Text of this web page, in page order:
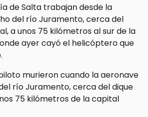
de Salta trabajan desde la
del río Juramento, cerca del
a unos 75 kilómetros al sur de la
ayer cayó el helicóptero que
murieron cuando la aeronave
río Juramento, cerca del dique
75 kilómetros de la capital